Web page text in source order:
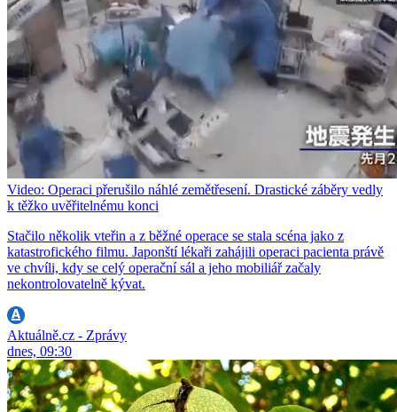
Video: Operaci přerušilo náhlé zemětřesení. Drastické záběry vedly
k těžko uvěřitelnému konci
Stačilo několik vteřin a z běžné operace se stala scéna jako z
katastrofického filmu. Japonští lékaři zahájili operaci pacienta právě
ve chvíli, kdy se celý operační sál a jeho mobiliář začaly
nekontrolovatelně kývat.
Aktuálně.cz - Zprávy
dnes, 09:30